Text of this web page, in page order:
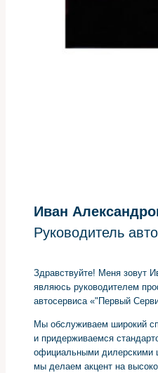
Иван
Руководитель
Здравствуйте! Меня зовут
являюсь руководителем
автосервиса «"Первый
Мы обслуживаем широкий
и придерживаемся
официальными дилерскими
мы делаем акцент на